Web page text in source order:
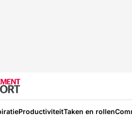
ProductiviteitTaken en rollen